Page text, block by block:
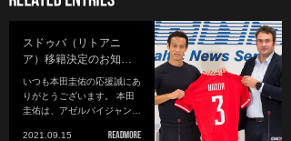
スドゥバ（リトアニ
ア）移籍決定のお知…
いつも本田圭佑の応援誠にあ
りがとうございます。 本田
圭佑は、アゼルバイジャン…
2021.09.15